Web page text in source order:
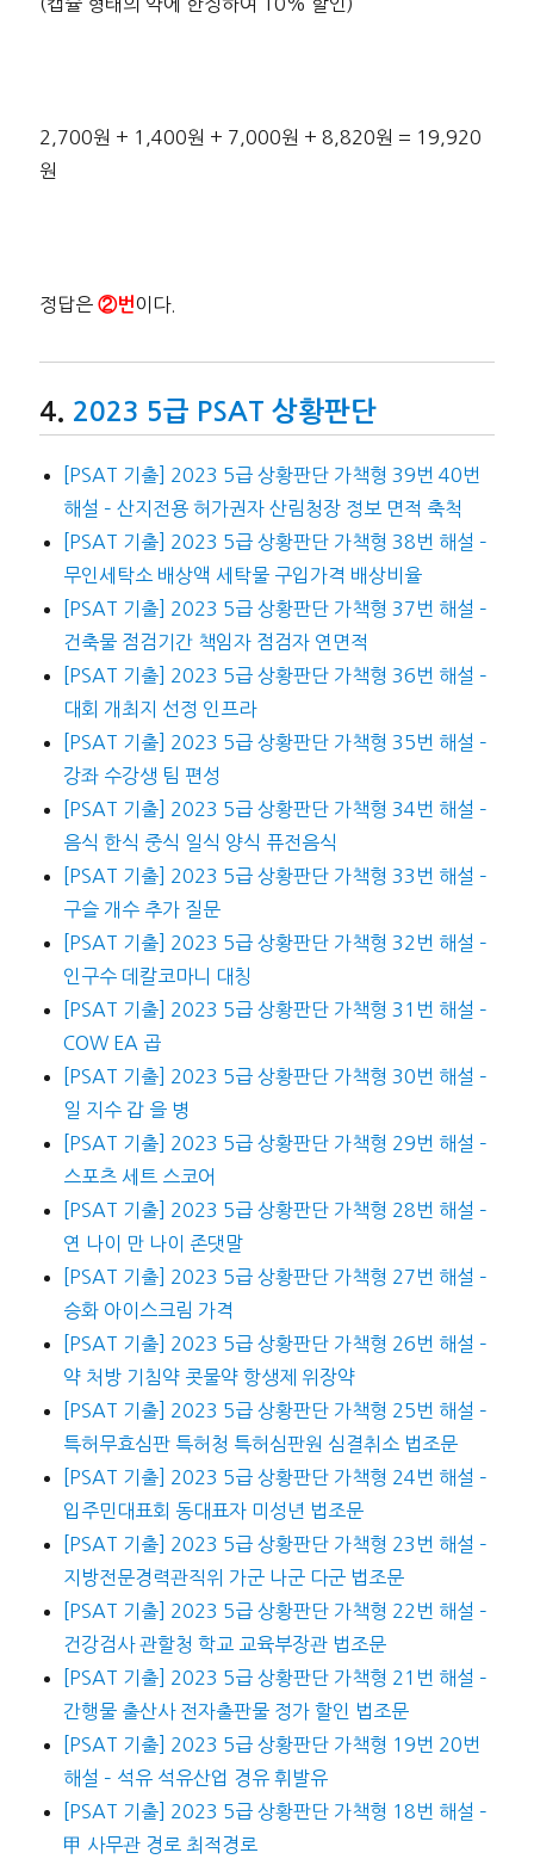
2,700원 + 1,400원 + 7,000원 + 8,820원 = 19,920
원
정답은 ②번 이다.
2023 5급 PSAT 상황판단
[PSAT 기출] 2023 5급 상황판단 가책형 39번 40번
해설 – 산지전용 허가권자 산림청장 정보 면적 축척
[PSAT 기출] 2023 5급 상황판단 가책형 38번 해설 –
무인세탁소 배상액 세탁물 구입가격 배상비율
[PSAT 기출] 2023 5급 상황판단 가책형 37번 해설 –
건축물 점검기간 책임자 점검자 연면적
[PSAT 기출] 2023 5급 상황판단 가책형 36번 해설 –
대회 개최지 선정 인프라
[PSAT 기출] 2023 5급 상황판단 가책형 35번 해설 –
강좌 수강생 팀 편성
[PSAT 기출] 2023 5급 상황판단 가책형 34번 해설 –
음식 한식 중식 일식 양식 퓨전음식
[PSAT 기출] 2023 5급 상황판단 가책형 33번 해설 –
구슬 개수 추가 질문
[PSAT 기출] 2023 5급 상황판단 가책형 32번 해설 –
인구수 데칼코마니 대칭
[PSAT 기출] 2023 5급 상황판단 가책형 31번 해설 –
COW EA 곱
[PSAT 기출] 2023 5급 상황판단 가책형 30번 해설 –
일 지수 갑 을 병
[PSAT 기출] 2023 5급 상황판단 가책형 29번 해설 –
스포츠 세트 스코어
[PSAT 기출] 2023 5급 상황판단 가책형 28번 해설 –
연 나이 만 나이 존댓말
[PSAT 기출] 2023 5급 상황판단 가책형 27번 해설 –
승화 아이스크림 가격
[PSAT 기출] 2023 5급 상황판단 가책형 26번 해설 –
약 처방 기침약 콧물약 항생제 위장약
[PSAT 기출] 2023 5급 상황판단 가책형 25번 해설 –
특허무효심판 특허청 특허심판원 심결취소 법조문
[PSAT 기출] 2023 5급 상황판단 가책형 24번 해설 –
입주민대표회 동대표자 미성년 법조문
[PSAT 기출] 2023 5급 상황판단 가책형 23번 해설 –
지방전문경력관직위 가군 나군 다군 법조문
[PSAT 기출] 2023 5급 상황판단 가책형 22번 해설 –
건강검사 관할청 학교 교육부장관 법조문
[PSAT 기출] 2023 5급 상황판단 가책형 21번 해설 –
간행물 출산사 전자출판물 정가 할인 법조문
[PSAT 기출] 2023 5급 상황판단 가책형 19번 20번
해설 – 석유 석유산업 경유 휘발유
[PSAT 기출] 2023 5급 상황판단 가책형 18번 해설 –
甲 사무관 경로 최적경로